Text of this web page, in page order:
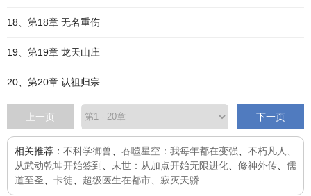
18、第18章 无名重伤
19、第19章 龙天山庄
20、第20章 认祖归宗
上一页 下一页
相关推荐： 不科学御兽 吞噬星空：我每年都在变强 不朽凡人
从武动乾坤开始签到
末世：从加点开始无限进化 修神外传
儒
道至圣
卡徒 超级医生在都市 寂灭天骄